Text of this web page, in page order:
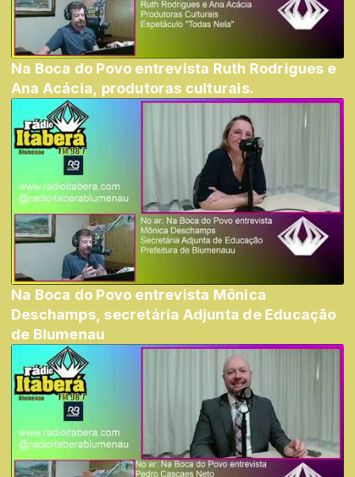
Na Boca do Povo entrevista Ruth Rodrigues e
Ana Acácia, produtoras culturais.
Na Boca do Povo entrevista Mônica
Deschamps, secretária Adjunta de Educação
de Blumenau